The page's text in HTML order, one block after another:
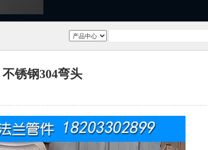
不锈钢304弯头